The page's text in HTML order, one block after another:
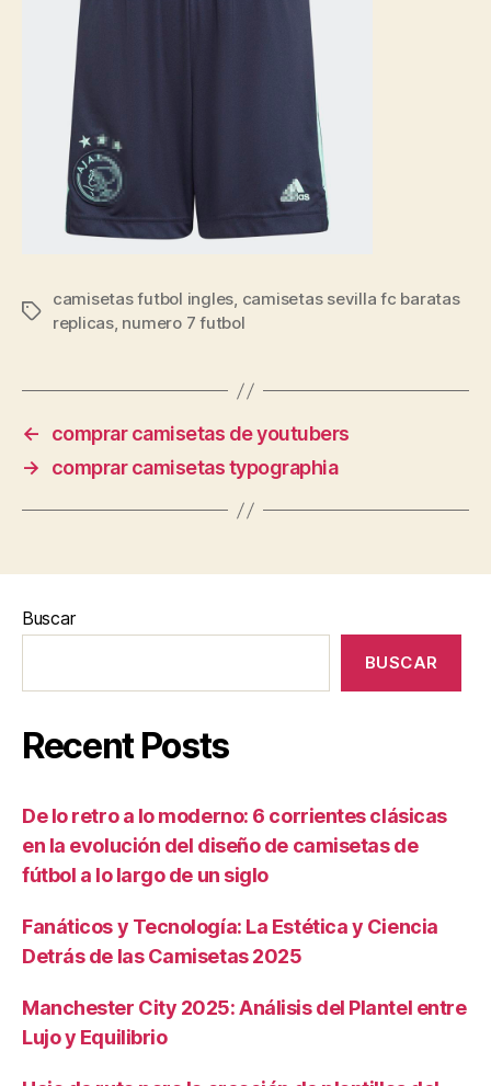
Etiquetas
camisetas futbol ingles, camisetas sevilla fc baratas
replicas, numero 7 futbol
←
comprar camisetas de youtubers
→
comprar camisetas typographia
Buscar
BUSCAR
Recent Posts
De lo retro a lo moderno: 6 corrientes clásicas
en la evolución del diseño de camisetas de
fútbol a lo largo de un siglo
Fanáticos y Tecnología: La Estética y Ciencia
Detrás de las Camisetas 2025
Manchester City 2025: Análisis del Plantel entre
Lujo y Equilibrio